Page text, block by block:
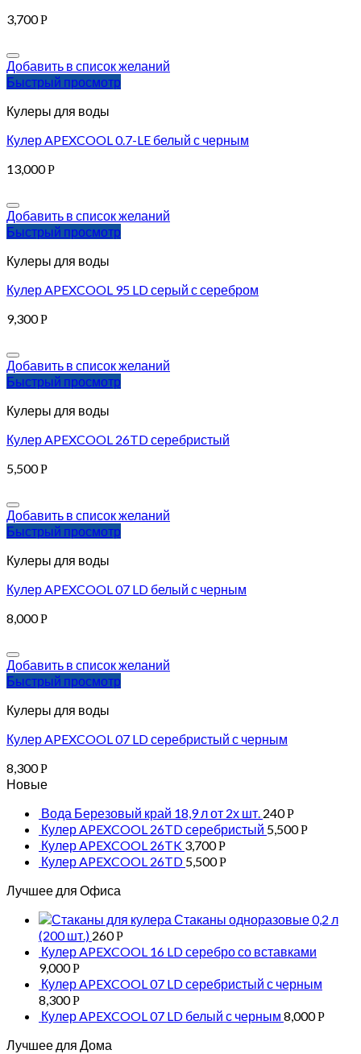
3,700Р
Добавить в список желаний
Быстрый просмотр
Кулеры для воды
Кулер APEXCOOL 0.7-LE белый с черным
13,000Р
Добавить в список желаний
Быстрый просмотр
Кулеры для воды
Кулер APEXCOOL 95 LD серый с серебром
9,300Р
Добавить в список желаний
Быстрый просмотр
Кулеры для воды
Кулер APEXCOOL 26TD серебристый
5,500Р
Добавить в список желаний
Быстрый просмотр
Кулеры для воды
Кулер APEXCOOL 07 LD белый с черным
8,000Р
Добавить в список желаний
Быстрый просмотр
Кулеры для воды
Кулер APEXCOOL 07 LD серебристый с черным
8,300Р
Новые
Вода Березовый край 18,9 л от 2х шт. 240Р
Кулер APEXCOOL 26TD серебристый 5,500Р
Кулер APEXCOOL 26TK 3,700Р
Кулер APEXCOOL 26TD 5,500Р
Лучшее для Офиса
Стаканы одноразовые 0,2 л
(200 шт.) 260Р
Кулер APEXCOOL 16 LD серебро со вставками
9,000Р
Кулер APEXCOOL 07 LD серебристый с черным
8,300Р
Кулер APEXCOOL 07 LD белый с черным 8,000Р
Лучшее для Дома